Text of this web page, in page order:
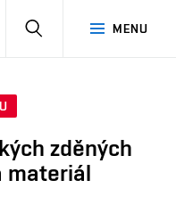
MENU
zděných
materiál